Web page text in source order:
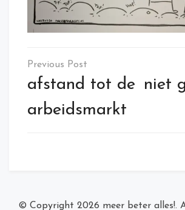
Post
navigation
afstand tot de
arbeidsmarkt
niet
© Copyright 2026 meer beter alles!.